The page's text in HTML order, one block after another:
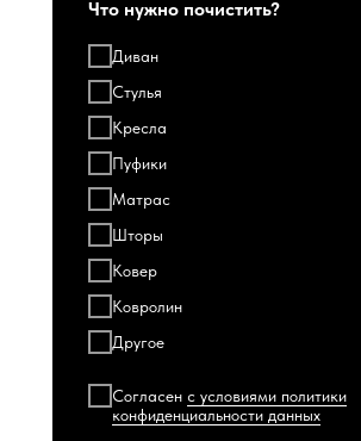
Что нужно почистить?
Диван
Стулья
Кресла
Пуфики
Матрас
Шторы
Ковер
Ковролин
Другое
Согласен с условиями политики
конфиденциальности данных